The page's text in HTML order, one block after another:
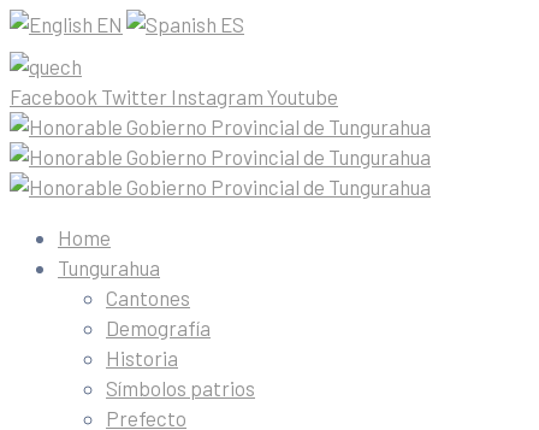
EN ES
Facebook Twitter Instagram Youtube
Home
Tungurahua
Cantones
Demografía
Historia
Símbolos patrios
Prefecto